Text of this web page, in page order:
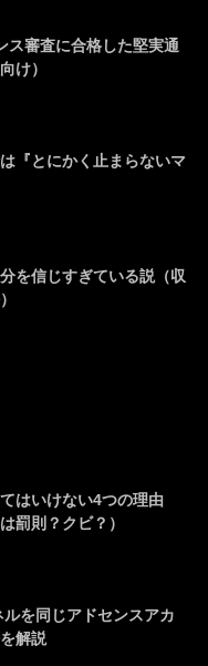
ス審査に合格した堅実通
け）
『とにかく止まらないマ
を信じすぎている説（収
はいけない4つの理由
罰則？クビ？）
を同じアドセンスアカ
解説